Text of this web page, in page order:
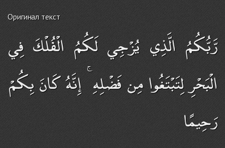
Оригинал текст
رَّبُّكُمُ الَّذِي يُزْجِي لَكُمُ الْفُلْكَ فِي
الْبَحْرِ لِتَبْتَغُوا مِن فَضْلِهِ ۚ إِنَّهُ كَانَ بِكُمْ
رَحِيمًا